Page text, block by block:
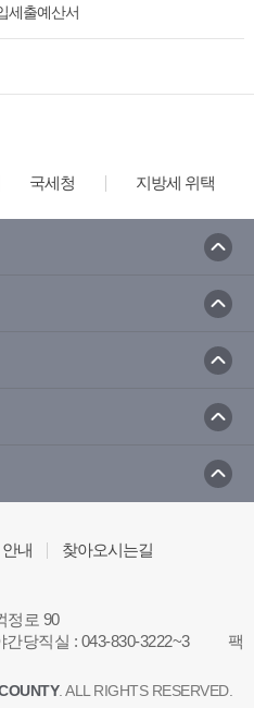
세출예산서
국세청 지방세 위택스
내
찾아오시는길
정로 90
간당직실 : 043-830-3222~3
팩
. ALL RIGHTS RESERVED.